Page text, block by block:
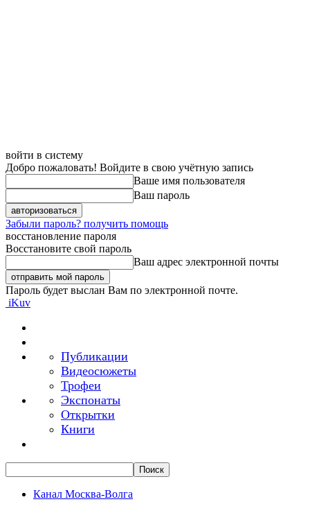
войти в систему
Добро пожаловать! Войдите в свою учётную запись
Ваше имя пользователя
Ваш пароль
Забыли пароль? получить помощь
восстановление пароля
Восстановите свой пароль
Ваш адрес электронной почты
Пароль будет выслан Вам по электронной почте.
iKuv
Публикации
Видеосюжеты
Трофеи
Экспонаты
Открытки
Книги
Канал Москва-Волга